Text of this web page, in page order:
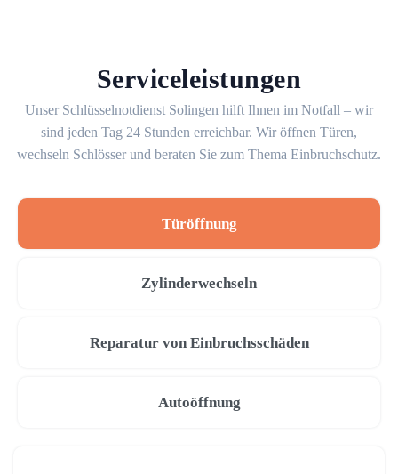
Serviceleistungen
Unser Schlüsselnotdienst Solingen hilft Ihnen im Notfall – wir
sind jeden Tag 24 Stunden erreichbar. Wir öffnen Türen,
wechseln Schlösser und beraten Sie zum Thema Einbruchschutz.
Türöffnung
Zylinderwechseln
Reparatur von Einbruchsschäden
Autoöffnung